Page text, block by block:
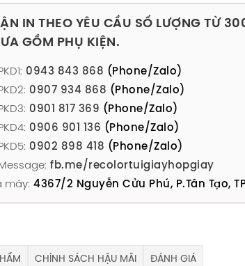
IN THEO YÊU CẦU SỐ LƯỢNG TỪ
GỒM PHỤ KIỆN.
0943 843 868 (Phone/Zalo)
0907 934 868 (Phone/Zalo)
0901 817 369 (Phone/Zalo)
0906 901 136 (Phone/Zalo)
0902 898 418 (Phone/Zalo)
fb.me/recolortuigiayhopgiay
máy: 4367/2 Nguyễn Cửu Phú, P.Tân Tạo,
CHÍNH SÁCH HẬU MÃI ĐÁNH GIÁ